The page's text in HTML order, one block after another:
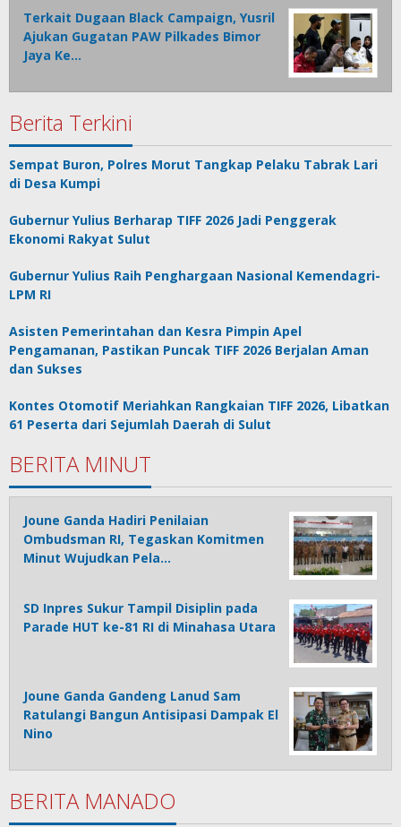
Terkait Dugaan Black Campaign, Yusril
Ajukan Gugatan PAW Pilkades Bimor
Jaya Ke…
Berita Terkini
Sempat Buron, Polres Morut Tangkap Pelaku Tabrak Lari
di Desa Kumpi
Gubernur Yulius Berharap TIFF 2026 Jadi Penggerak
Ekonomi Rakyat Sulut
Gubernur Yulius Raih Penghargaan Nasional Kemendagri-
LPM RI
Asisten Pemerintahan dan Kesra Pimpin Apel
Pengamanan, Pastikan Puncak TIFF 2026 Berjalan Aman
dan Sukses
Kontes Otomotif Meriahkan Rangkaian TIFF 2026, Libatkan
61 Peserta dari Sejumlah Daerah di Sulut
BERITA MINUT
Joune Ganda Hadiri Penilaian
Ombudsman RI, Tegaskan Komitmen
Minut Wujudkan Pela…
SD Inpres Sukur Tampil Disiplin pada
Parade HUT ke-81 RI di Minahasa Utara
Joune Ganda Gandeng Lanud Sam
Ratulangi Bangun Antisipasi Dampak El
Nino
BERITA MANADO